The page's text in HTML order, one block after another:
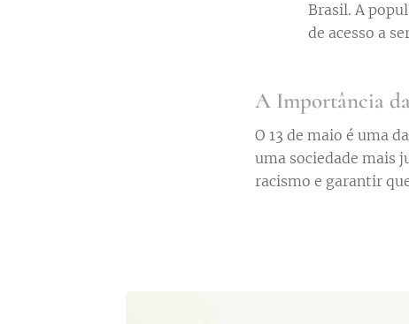
Brasil. A
de acesso a
A Importância
O 13 de maio é uma
uma sociedade mais
racismo e garantir